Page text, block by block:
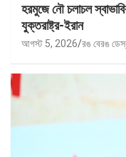
হরমুজে নৌ চলাচল
যুক্তরাষ্ট্র-ইরান
আগস্ট 5, 2026 রঙ বেরঙ